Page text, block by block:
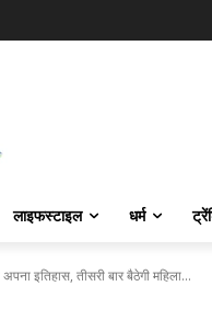
लाइफस्‍टाइल धर्म
इतिहास, तीसरी बार बैठेगी महिला...